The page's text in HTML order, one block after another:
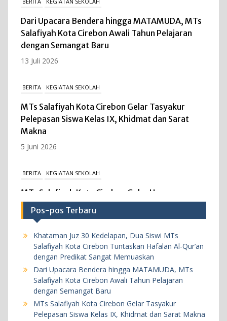
Dari Upacara Bendera hingga MATAMUDA, MTs
Salafiyah Kota Cirebon Awali Tahun Pelajaran
dengan Semangat Baru
13 Juli 2026
BERITA KEGIATAN SEKOLAH
MTs Salafiyah Kota Cirebon Gelar Tasyakur
Pelepasan Siswa Kelas IX, Khidmat dan Sarat
Makna
5 Juni 2026
BERITA KEGIATAN SEKOLAH
MTs Salafiyah Kota Cirebon Gelar Upacara
Peringatan Hari Kebangkitan Nasional ke-118,
Teguhkan Persatuan dan Kesatuan Bangsa
20 Mei 2026
BERITA KEGIATAN SEKOLAH
MTs Salafiyah Kota Cirebon Gelar ASAT
2025/2026, Teguhkan Evaluasi Akademik yang
Disiplin dan Berkualitas
Pos-pos Terbaru
Khataman Juz 30 Kedelapan, Dua Siswi MTs
Salafiyah Kota Cirebon Tuntaskan Hafalan Al-Qur’an
dengan Predikat Sangat Memuaskan
Dari Upacara Bendera hingga MATAMUDA, MTs
Salafiyah Kota Cirebon Awali Tahun Pelajaran
dengan Semangat Baru
MTs Salafiyah Kota Cirebon Gelar Tasyakur
Pelepasan Siswa Kelas IX, Khidmat dan Sarat Makna